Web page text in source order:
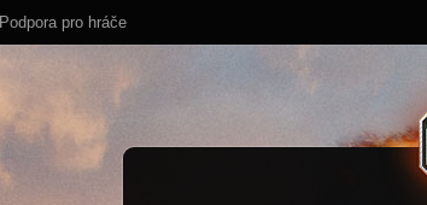
Podpora pro hráče